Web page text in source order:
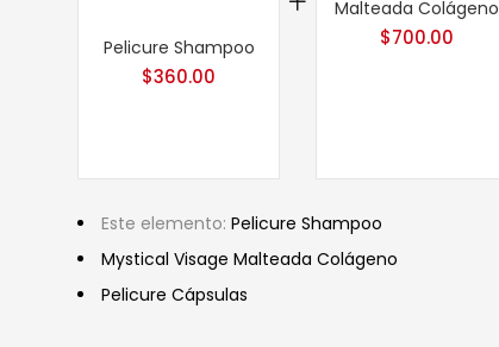
Pelicure Shampoo
$360.00
Malteada Colágeno
$700.00
Este elemento: Pelicure Shampoo
Mystical Visage Malteada Colágeno
Pelicure Cápsulas